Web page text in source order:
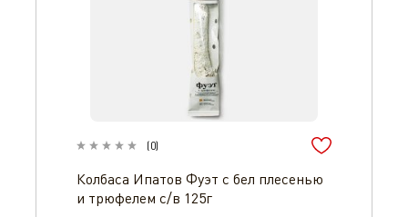
(0)
Колбаса Ипатов Фуэт с бел плесенью
и трюфелем с/в 125г